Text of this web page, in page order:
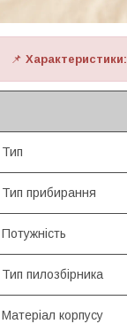
📌 Характеристики:
Тип
Тип прибирання
Потужність
Тип пилозбірника
Матеріал корпусу